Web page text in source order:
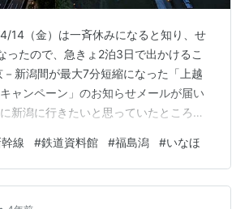
14（金）は一斉休みになると知り、せ
ったので、急きょ2泊3日で出かけるこ
－新潟間が最大7分短縮になった「上越
ャンペーン」のお知らせメールが届い
新潟に行きたいと思っていたところだ
う予定をたてて、行きの切符だけ買っ
は新潟だけに行くつもりだったが、2
のコンサートが新潟であるからか、ホ
幹線 #鉄道資料館 #福島潟 #いなほ